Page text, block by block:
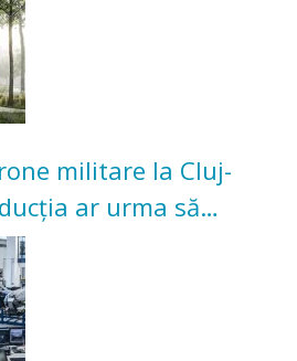
militare la Cluj-
ar urma să
acestui an